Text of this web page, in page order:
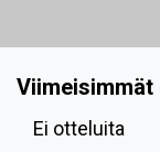
Ei otteluita